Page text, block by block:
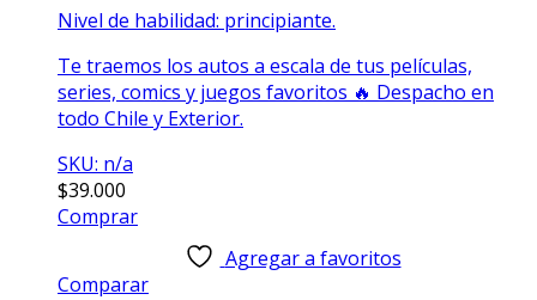
Nivel de habilidad: principiante.
Te traemos los autos a escala de tus películas,
series, comics y juegos favoritos 🔥 Despacho en
todo Chile y Exterior.
SKU: n/a
$39.000
Comprar
Agregar a favoritos
Comparar